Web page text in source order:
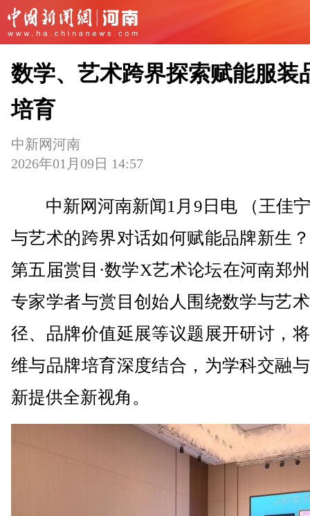
数学、艺术跨界探索赋能服装
培育
中新网河南
2026年01月09日 14:57
中新网河南新闻1月9日电 （王佳
与艺术的跨界对话如何赋能品牌新生
第五届赏目·数学X艺术论坛在河南郑
专家学者与赏目创始人围绕数学与艺
径、品牌价值延展等议题展开研讨，
维与品牌培育深度结合，为学科交融
新提供全新视角。